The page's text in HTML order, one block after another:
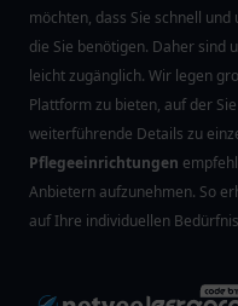
möchten, dass Sie schnell
die Sie benötigen. Daher sind
leicht zugänglich. Wir legen
Plattform zu bieten, auf der
weiterführende Details zu
Pflegeeinrichtungen
Anbietern aufzunehmen. So
auf Ihre individuellen